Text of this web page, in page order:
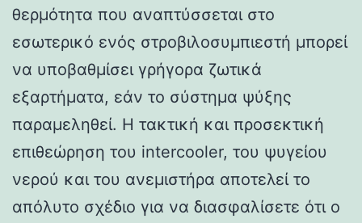
θερμότητα που αναπτύσσεται στο
εσωτερικό ενός στροβιλοσυμπιεστή μπορεί
να υποβαθμίσει γρήγορα ζωτικά
εξαρτήματα, εάν το σύστημα ψύξης
παραμεληθεί. Η τακτική και προσεκτική
επιθεώρηση του intercooler, του ψυγείου
νερού και του ανεμιστήρα αποτελεί το
απόλυτο σχέδιο για να διασφαλίσετε ότι ο